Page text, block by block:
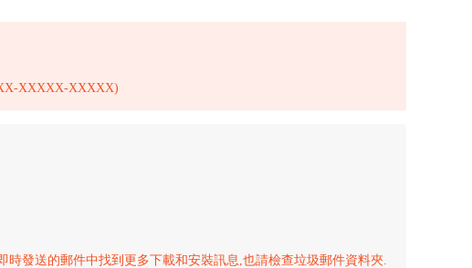
XXXXX-XXXXX)
時發送的郵件中找到更多下載和安裝訊息,也請檢查垃圾郵件資料夾.